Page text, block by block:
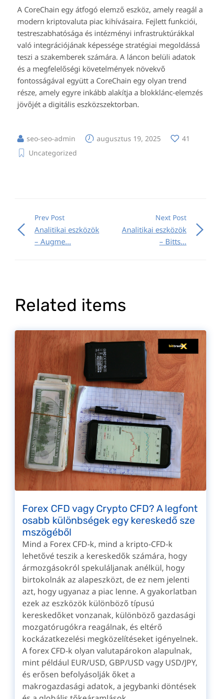
A CoreChain egy átfogó elemző eszköz, amely reagál a
modern kriptovaluta piac kihívásaira. Fejlett funkciói,
testreszabhatósága és intézményi infrastruktúrákkal
való integrációjának képessége stratégiai megoldássá
teszi a szakemberek számára. A láncon belüli adatok
és a megfelelőségi követelmények növekvő
fontosságával együtt a CoreChain egy olyan trend
része, amely egyre inkább alakítja a blokklánc-elemzés
jövőjét a digitális eszközszektorban.
seo-seo-admin augusztus 19, 2025
41
Uncategorized
Prev Post
Analitikai eszközök
– Augme...
Next Post
Analitikai eszközök
– Bitts...
Related items
Forex CFD vagy Crypto CFD? A legfont
osabb különbségek egy kereskedő sze
mszögéből
Mind a Forex CFD-k, mind a kripto-CFD-k
lehetővé teszik a kereskedők számára, hogy
ármozgásokról spekuláljanak anélkül, hogy
birtokolnák az alapeszközt, de ez nem jelenti
azt, hogy ugyanaz a piac lenne. A gyakorlatban
ezek az eszközök különböző típusú
kereskedőket vonzanak, különböző gazdasági
mozgatórugókra reagálnak, és eltérő
kockázatkezelési megközelítéseket igényelnek.
A forex CFD-k olyan valutapárokon alapulnak,
mint például EUR/USD, GBP/USD vagy USD/JPY,
és erősen befolyásolják őket a
makrogazdasági adatok, a jegybanki döntések